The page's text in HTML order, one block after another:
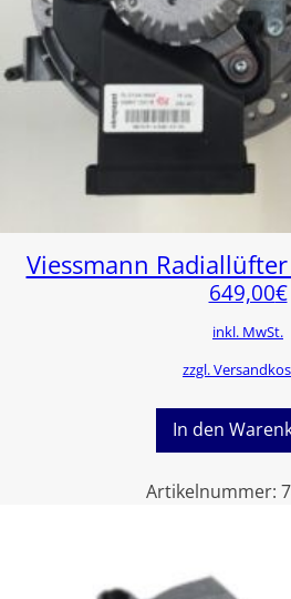
Viessmann
649,00€
inkl. MwSt.
zzgl.
In den
Artikelnummer: